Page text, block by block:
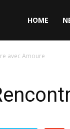
HOME
avec Amoure